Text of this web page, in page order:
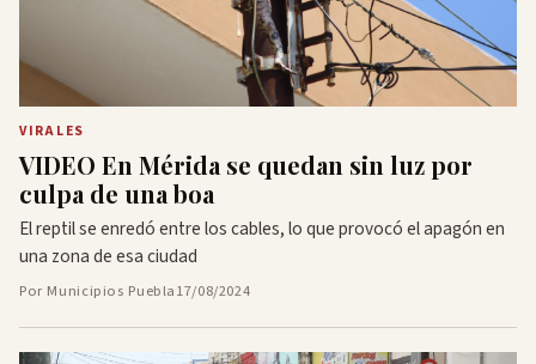
VIRALES
VIDEO En Mérida se quedan sin luz por
culpa de una boa
El reptil se enredó entre los cables, lo que provocó el apagón en
una zona de esa ciudad
Por Municipios Puebla17/08/2024